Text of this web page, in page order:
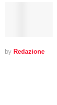
by Redazione